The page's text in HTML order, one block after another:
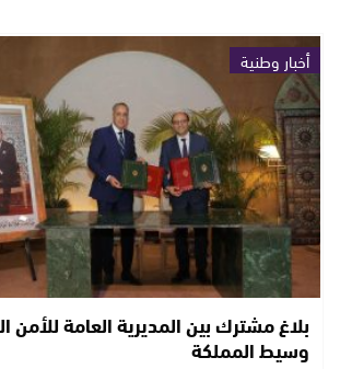
أخبار وطنية
بلاغ مشترك بين المديرية العامة
وسيط المملكة